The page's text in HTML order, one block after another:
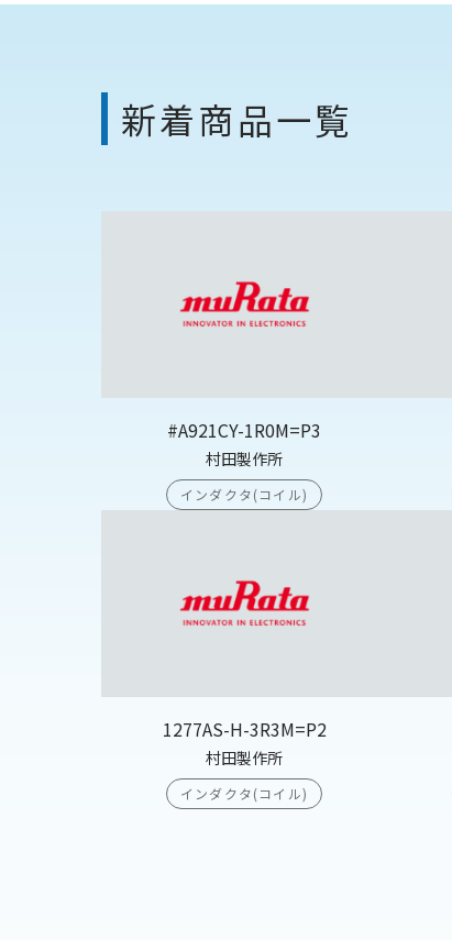
新着商品一覧
#A921CY-1R0M=P3
村田製作所
インダクタ(コイル)
1277AS-H-3R3M=P2
村田製作所
インダクタ(コイル)